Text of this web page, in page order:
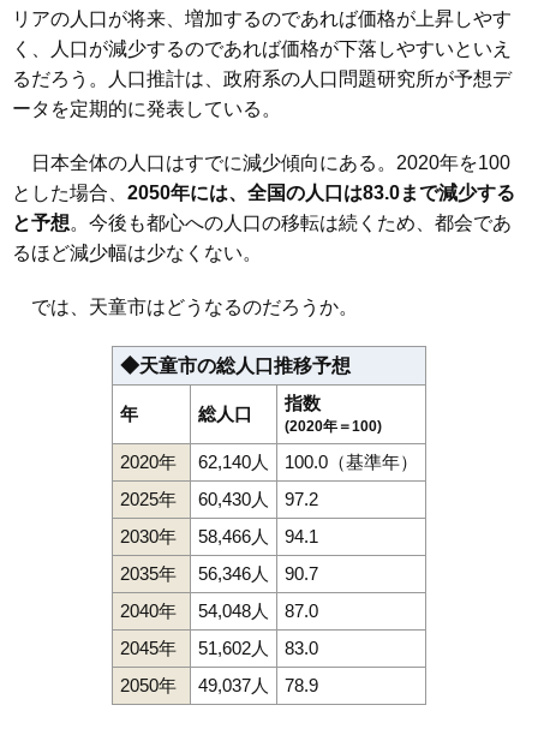
リアの人口が将来、増加するのであれば価格が上昇しやす
く、人口が減少するのであれば価格が下落しやすいといえ
るだろう。人口推計は、政府系の人口問題研究所が予想デ
ータを定期的に発表している。
日本全体の人口はすでに減少傾向にある。2020年を100
とした場合、 2050年には、全国の人口は83.0まで減少する
と予想。今後も都心への人口の移転は続くため、都会であ
るほど減少幅は少なくない。
では、天童市はどうなるのだろうか。
◆天童市の総人口推移予想
年 総人口
指数
(2020年＝100)
2020年 62,140人
100.0（基準年）
2025年
60,430人
97.2
2030年
58,466人
94.1
2035年
56,346人
90.7
2040年
54,048人
87.0
2045年
51,602人
83.0
2050年
49,037人 78.9